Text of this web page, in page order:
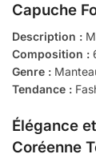
Capuche
Description :
Composition :
Genre :
Tendance :
Élégance
Coréenne